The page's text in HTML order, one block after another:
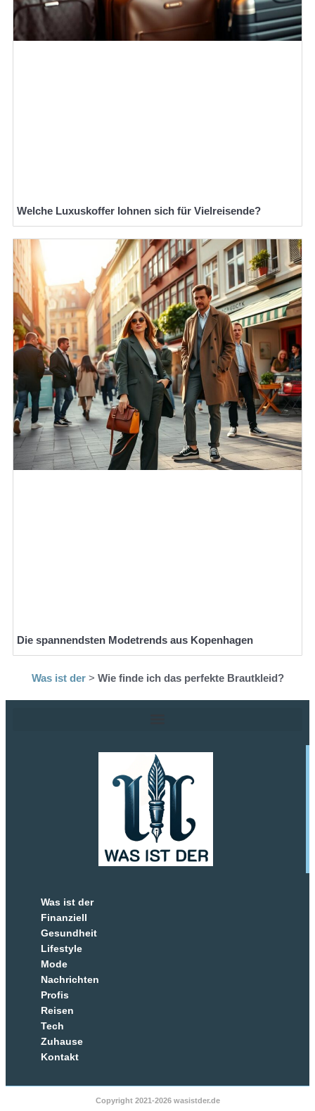
Welche Luxuskoffer lohnen sich für Vielreisende?
Die spannendsten Modetrends aus Kopenhagen
Was ist der> Wie finde ich das perfekte Brautkleid?
Was ist der
Finanziell
Gesundheit
Lifestyle
Mode
Nachrichten
Profis
Reisen
Tech
Zuhause
Kontakt
Copyright 2021-2026 wasistder.de